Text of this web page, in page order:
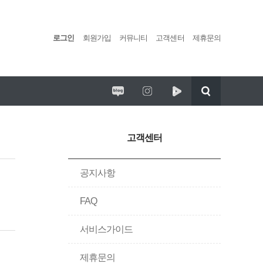
로그인 회원가입 커뮤니티 고객센터 제휴문의
편백포레스트 임시휴업 안내
고객센터
공지사항
FAQ
서비스가이드
제휴문의